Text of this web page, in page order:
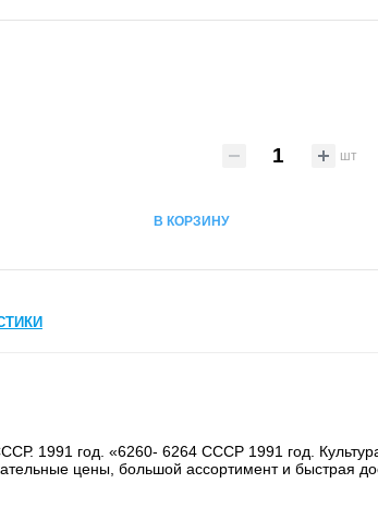
шт
В КОРЗИНУ
1991 год. «6260- 6264 СССР 1991 год.
цены, большой ассортимент и быстрая